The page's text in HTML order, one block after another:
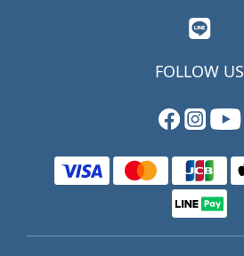
FOLLOW US